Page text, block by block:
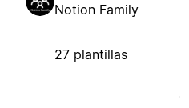
Notion Family
27 plantillas